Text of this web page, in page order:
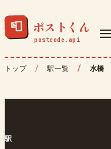
📮 ポストくん
トップ 駅一覧 水橋
駅